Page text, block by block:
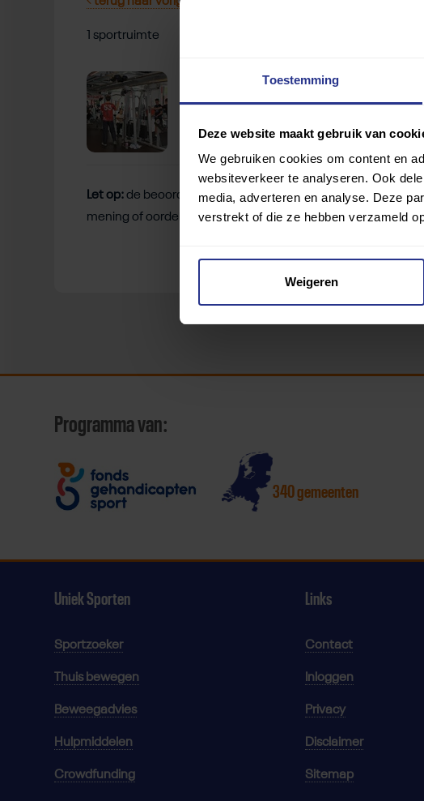
Toestemming
Deze website maakt gebruik van
We gebruiken cookies om content en
websiteverkeer te analyseren. Ook
media, adverteren en analyse. Deze
verstrekt of die ze hebben verzameld
Weigeren
1 sportruimte
Fitnessruimte
Let op:de beoordelingen zijn gebaseerd op de ervaringen
mening of oordelen van deze gebruikers.
Programma van:
340 gemeenten
Uniek Sporten
Sportzoeker
Thuis bewegen
Beweegadvies
Hulpmiddelen
Crowdfunding
Links
Contact
Inloggen
Privacy
Disclaimer
Sitemap